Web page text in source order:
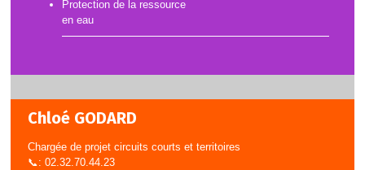
Protection de la ressource
en eau
Chloé GODARD
Chargée de projet circuits courts et territoires
📞: 02.32.70.44.23